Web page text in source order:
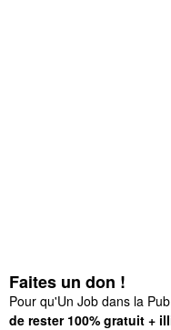
Faites un don !
Pour qu'Un Job dans la Pub
de rester 100% gratuit +